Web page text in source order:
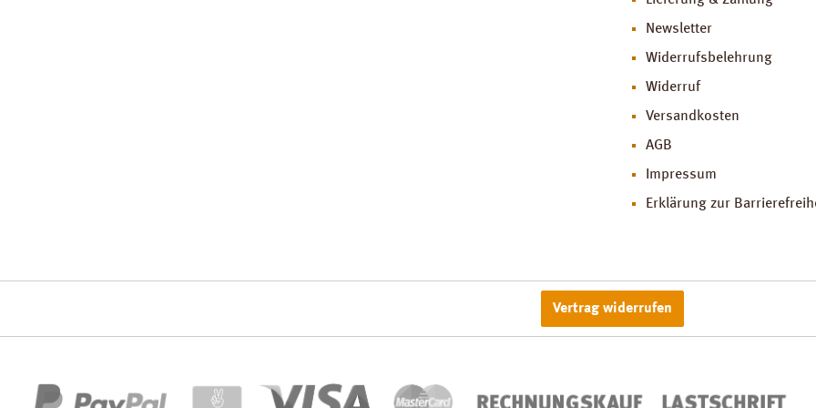
Newsletter
Widerrufsbelehrung
Widerruf
Versandkosten
AGB
Impressum
Erklärung zur
Vertrag widerrufen